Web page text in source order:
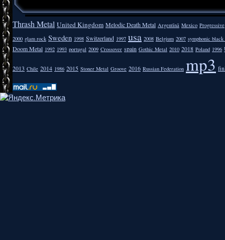
Thrash Metal United Kingdom Melodic Death Metal Argentīnā Mexico Progressive
2000 glam rock Sweden 1998 Switzerland 1997 usa 2008 Belgium 2007 symphonic
Doom Metal 1992 1993 portugal 2009 Crossover spain Gothic Metal 2010 2018 Poland 1996
2013 Chile 2014 1986 2015 Stoner Metal Groove 2016 Russian Federation mp3